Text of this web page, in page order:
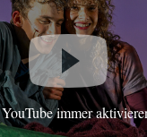
YouTube immer